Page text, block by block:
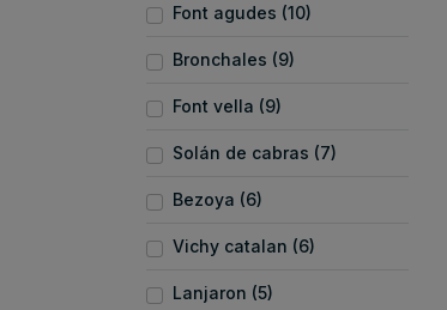
Font agudes (10)
Bronchales (9)
Font vella (9)
Solán de cabras (7)
Bezoya (6)
Vichy catalan (6)
Lanjaron (5)